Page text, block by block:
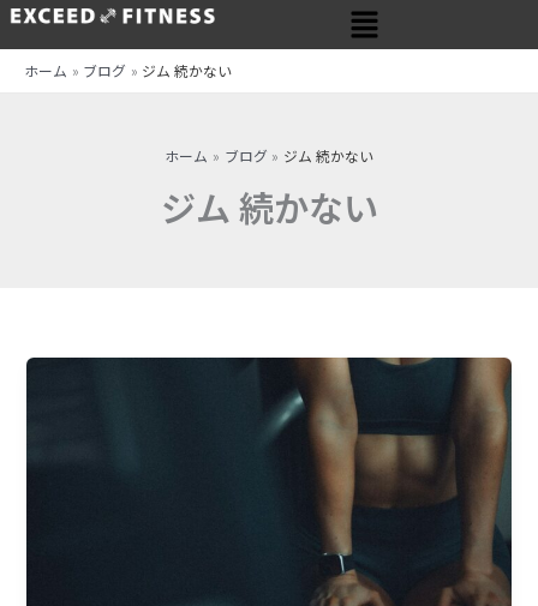
内
メ
ニ
ホーム ブログ ジム 続かない
ホーム ブログ ジム 続かない
ジム 続かない